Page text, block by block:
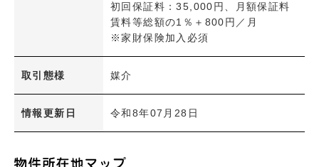
バス・トイレ別
室内洗濯機置き場
オール電化
バルコニー
初回保証料：35,000円、月額保証料
賃料等総額の1％＋800円／月
※家財保険加入必須
取引態様 媒介
情報更新日 令和8年07月28日